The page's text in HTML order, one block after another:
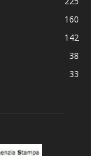
160
142
38
33